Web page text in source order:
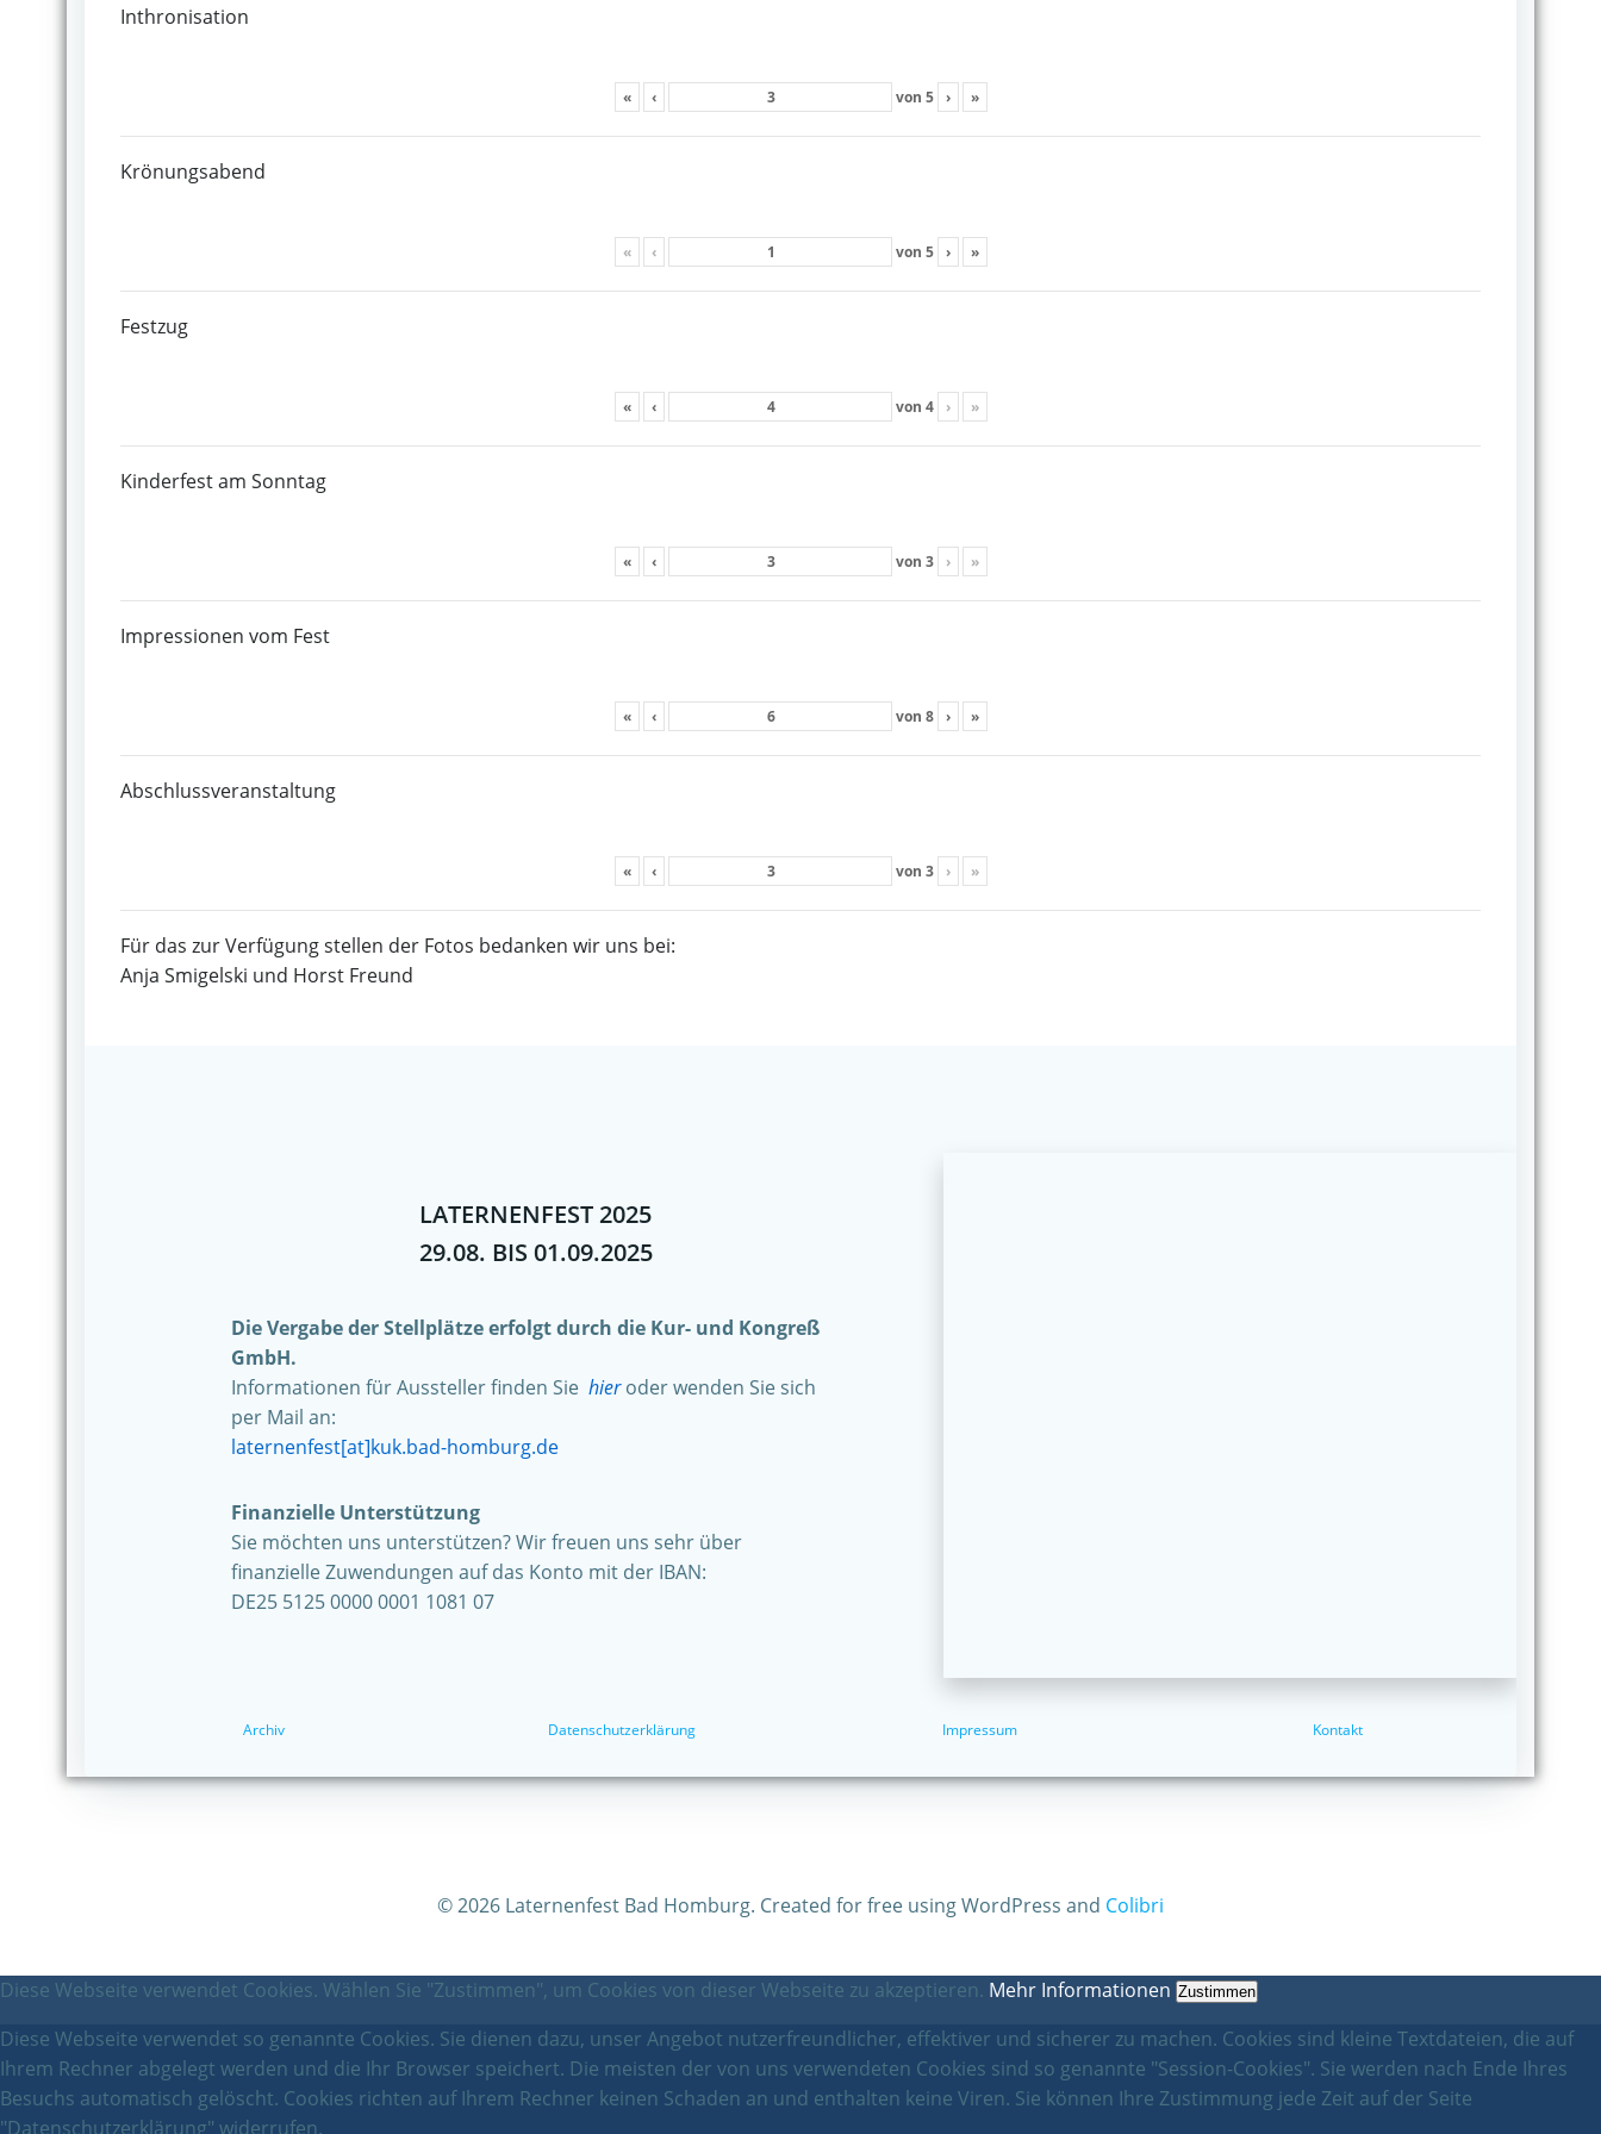
Inthronisation
« ‹ von 5 › »
Krönungsabend
« ‹ von 5 › »
Festzug
« ‹ von 4 › »
Kinderfest am Sonntag
« ‹ von 3 › »
Impressionen vom Fest
« ‹ von 8 › »
Abschlussveranstaltung
« ‹ von 3 › »
Für das zur Verfügung stellen der Fotos bedanken wir uns bei:
Anja Smigelski und Horst Freund
LATERNENFEST 2025
29.08. BIS 01.09.2025
Die Vergabe der Stellplätze erfolgt durch die Kur- und Kongreß
GmbH.
Informationen für Aussteller finden Sie hieroder wenden Sie sich
per Mail an:
laternenfest[at]kuk.bad-homburg.de
Finanzielle Unterstützung
Sie möchten uns unterstützen? Wir freuen uns sehr über
finanzielle Zuwendungen auf das Konto mit der IBAN:
DE25 5125 0000 0001 1081 07
Archiv Datenschutzerklärung Impressum Kontakt
© 2026 Laternenfest Bad Homburg. Created for free using WordPress and Colibri
Diese Webseite verwendet Cookies. Wählen Sie "Zustimmen", um Cookies von dieser Webseite zu akzeptieren. Mehr Informationen Zustimmen
Diese Webseite verwendet so genannte Cookies. Sie dienen dazu, unser Angebot nutzerfreundlicher, effektiver und sicherer zu machen. Cookies sind kleine Textdateien, die auf
Ihrem Rechner abgelegt werden und die Ihr Browser speichert. Die meisten der von uns verwendeten Cookies sind so genannte "Session-Cookies". Sie werden nach Ende Ihres
Besuchs automatisch gelöscht. Cookies richten auf Ihrem Rechner keinen Schaden an und enthalten keine Viren. Sie können Ihre Zustimmung jede Zeit auf der Seite
"Datenschutzerklärung" widerrufen.